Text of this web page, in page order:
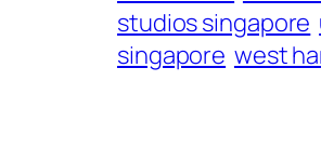
studios singapore
singapore west